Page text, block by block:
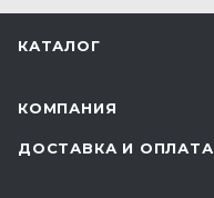
КАТАЛОГ
КОМПАНИЯ
ДОСТАВКА И ОПЛАТА